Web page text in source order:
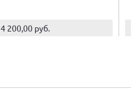
4 200,00 руб.